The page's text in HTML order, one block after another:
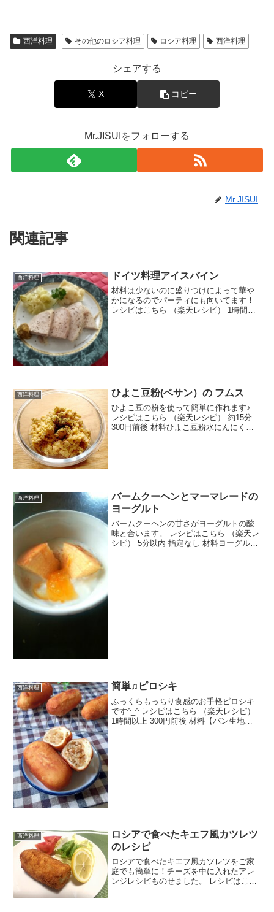
西洋料理 その他のロシア料理 ロシア料理 西洋料理
シェアする
X コピー
Mr.JISUIをフォローする
Mr.JISUI
関連記事
西洋料理 ドイツ料理アイスバイン
材料は少ないのに盛りつけによって華や
かになるのでパーティにも向いてます！
レシピはこちら （楽天レシピ） 1時間以
西洋料理 ひよこ豆粉(ベサン）の フムス
ひよこ豆の粉を使って簡単に作れます♪
レシピはこちら （楽天レシピ） 約15分
300円前後 材料ひよこ豆粉水にんにく★
西洋料理
バームクーヘンとマーマレードの
ヨーグルト
バームクーヘンの甘さがヨーグルトの酸
味と合います。 レシピはこちら （楽天レ
シピ） 5分以内 指定なし 材料ヨーグルト
西洋料理 簡単♫ピロシキ
ふっくらもっちり食感のお手軽ピロシキ
です^_^ レシピはこちら （楽天レシピ）
1時間以上 300円前後 材料【パン生地】
西洋料理
ロシアで食べたキエフ風カツレツ
のレシピ
ロシアで食べたキエフ風カツレツをご家
庭でも簡単に！チーズを中に入れたアレ
ンジレシピものせました。 レシピはこち